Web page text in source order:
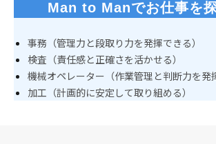
Man to Manでお仕事を
事務（管理力と段取り力を発揮できる）
検査（責任感と正確さを活かせる）
機械オペレーター（作業管理と判断力を発
加工（計画的に安定して取り組める）